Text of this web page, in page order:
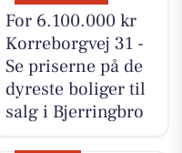
For 6.100.000 kr
Korreborgvej 31 -
Se priserne på de
dyreste boliger til
salg i Bjerringbro